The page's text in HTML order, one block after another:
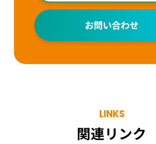
お問い合わせ
LINKS
関連リンク